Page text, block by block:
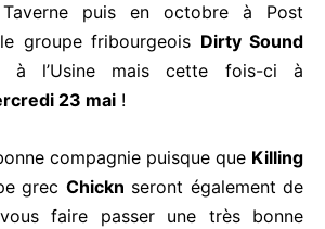
puis en octobre à Post
groupe fribourgeois Dirty Sound
à l’Usine mais cette fois-ci à
23 mai !
compagnie puisque que Killing
grec Chickn seront également de
faire passer une très bonne